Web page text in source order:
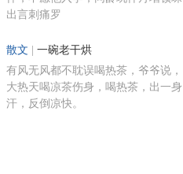
出言刺痛罗
散文 一碗老干烘
有风无风都不耽误喝热茶，爷爷说，
大热天喝凉茶伤身，喝热茶，出一身
汗，反倒凉快。